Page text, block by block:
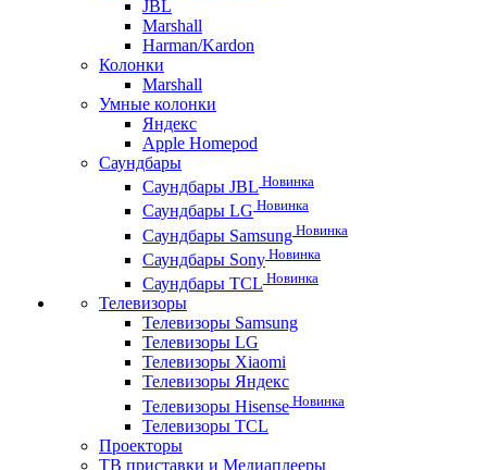
JBL
Marshall
Harman/Kardon
Колонки
Marshall
Умные колонки
Яндекс
Apple Homepod
Саундбары
Саундбары JBL Новинка
Саундбары LG Новинка
Саундбары Samsung Новинка
Саундбары Sony Новинка
Саундбары TCL Новинка
Телевизоры
Телевизоры Samsung
Телевизоры LG
Телевизоры Xiaomi
Телевизоры Яндекс
Телевизоры Hisense Новинка
Телевизоры TCL
Проекторы
ТВ приставки и Медиаплееры